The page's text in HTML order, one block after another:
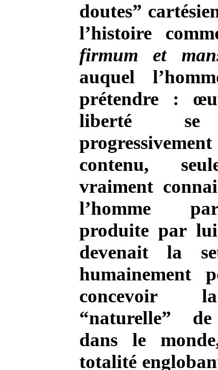
doutes”
l’histoire
firmum et
auquel
prétendre :
liberté se
contenu,
vraiment
l’homme
produite par
devenait la
humainement
concevoir
“naturelle”
dans le
totalité